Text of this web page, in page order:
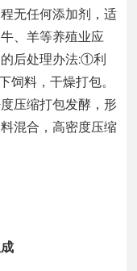
无任何添加剂，适
、羊等养殖业应
后处理办法:①利
饲料，干燥打包。
压缩打包发酵，形
混合，高密度压缩